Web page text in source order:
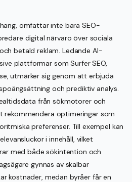
omfattar inte bara SEO-
digital närvaro över sociala
betald reklam. Ledande AI-
plattformar som Surfer SEO,
utmärker sig genom att erbjuda
och prediktiv analys.
från sökmotorer och
rekommendera optimeringar som
preferenser. Till exempel kan
i innehåll, vilket
med både sökintention och
gynnas av skalbar
kostnader, medan byråer får en